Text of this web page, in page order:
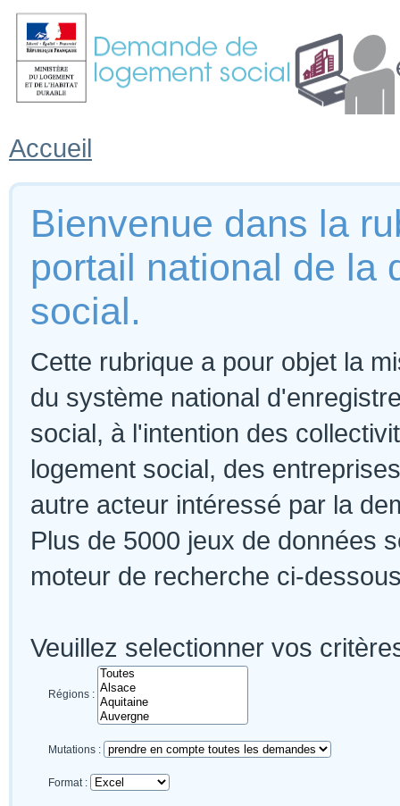
Accueil
Bienvenue dans la
portail national de la
social.
Cette rubrique a pour objet la
du système national
social, à l'intention des
logement social, des
autre acteur intéressé par la
Plus de 5000 jeux de données
moteur de recherche ci-
Veuillez selectionner vos
Régions :
Mutations :
Format :